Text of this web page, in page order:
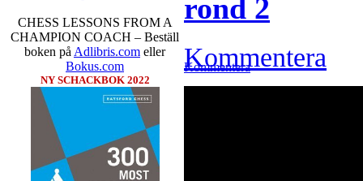
CHESS LESSONS FROM A
CHAMPION COACH – Beställ
boken på Adlibris.com eller
Bokus.com
NY SCHACKBOK 2022
Kommentera
rond 2
Kommentera